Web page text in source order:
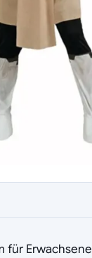
für Erwachsene